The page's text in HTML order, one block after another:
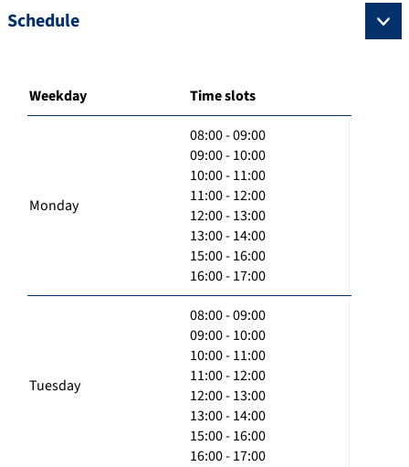
Schedule
Weekday Time slots
Monday
08:00 - 09:00
09:00 - 10:00
10:00 - 11:00
11:00 - 12:00
12:00 - 13:00
13:00 - 14:00
15:00 - 16:00
16:00 - 17:00
Tuesday
08:00 - 09:00
09:00 - 10:00
10:00 - 11:00
11:00 - 12:00
12:00 - 13:00
13:00 - 14:00
15:00 - 16:00
16:00 - 17:00